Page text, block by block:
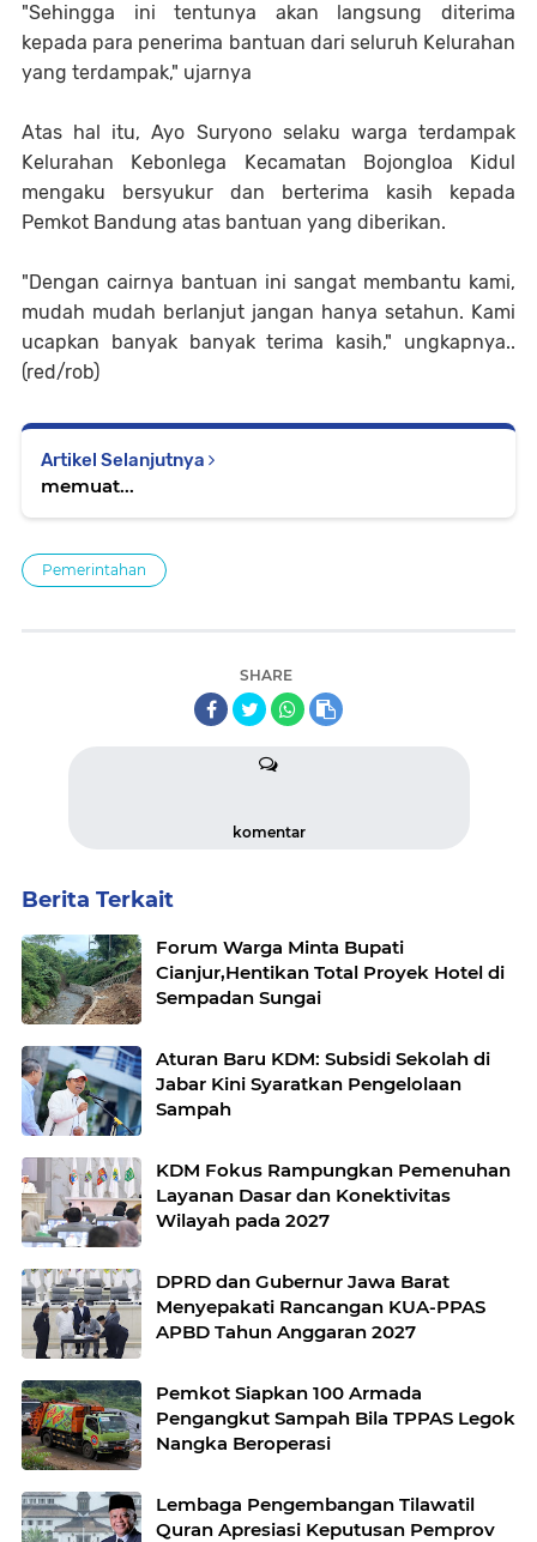
"Sehingga ini tentunya akan langsung diterima
kepada para penerima bantuan dari seluruh Kelurahan
yang terdampak," ujarnya
Atas hal itu, Ayo Suryono selaku warga terdampak
Kelurahan Kebonlega Kecamatan Bojongloa Kidul
mengaku bersyukur dan berterima kasih kepada
Pemkot Bandung atas bantuan yang diberikan.
"Dengan cairnya bantuan ini sangat membantu kami,
mudah mudah berlanjut jangan hanya setahun. Kami
ucapkan banyak banyak terima kasih," ungkapnya..
(red/rob)
Artikel Selanjutnya
memuat...
Pemerintahan
SHARE
komentar
Berita Terkait
Forum Warga Minta Bupati
Cianjur,Hentikan Total Proyek Hotel di
Sempadan Sungai
Aturan Baru KDM: Subsidi Sekolah di
Jabar Kini Syaratkan Pengelolaan
Sampah
KDM Fokus Rampungkan Pemenuhan
Layanan Dasar dan Konektivitas
Wilayah pada 2027
DPRD dan Gubernur Jawa Barat
Menyepakati Rancangan KUA-PPAS
APBD Tahun Anggaran 2027
Pemkot Siapkan 100 Armada
Pengangkut Sampah Bila TPPAS Legok
Nangka Beroperasi
Lembaga Pengembangan Tilawatil
Quran Apresiasi Keputusan Pemprov